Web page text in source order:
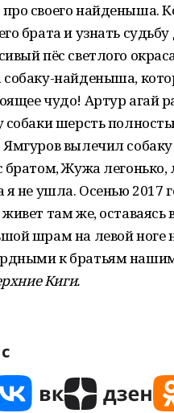
своего найденыша.
брата и узнать
пёс светлого
собаку-найденыша,
чудо! Артур агай
собаки шерсть
вылечил
братом, Жужа
я не ушла. Осенью 2017
там же, оставаясь
шрам на левой
к братьям
Киги.